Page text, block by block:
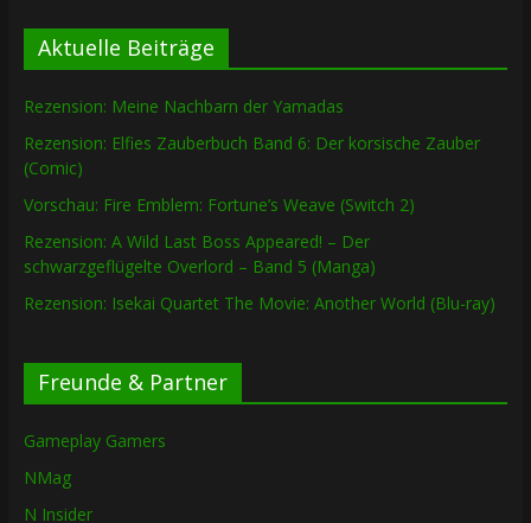
Aktuelle Beiträge
Rezension: Meine Nachbarn der Yamadas
Rezension: Elfies Zauberbuch Band 6: Der korsische Zauber
(Comic)
Vorschau: Fire Emblem: Fortune’s Weave (Switch 2)
Rezension: A Wild Last Boss Appeared! – Der
schwarzgeflügelte Overlord – Band 5 (Manga)
Rezension: Isekai Quartet The Movie: Another World (Blu-ray)
Freunde & Partner
Gameplay Gamers
NMag
N Insider